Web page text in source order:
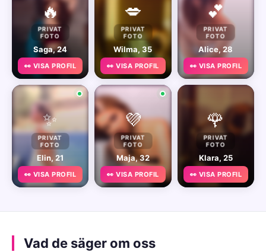
🔥
PRIVAT
FOTO
Saga, 24
👀 VISA PROFIL
💋
PRIVAT
FOTO
Wilma, 35
👀 VISA PROFIL
💕
PRIVAT
FOTO
Alice, 28
👀 VISA PROFIL
✨
PRIVAT
FOTO
Elin, 21
👀 VISA PROFIL
💜
PRIVAT
FOTO
Maja, 32
👀 VISA PROFIL
🌹
PRIVAT
FOTO
Klara, 25
👀 VISA PROFIL
Vad de säger om oss